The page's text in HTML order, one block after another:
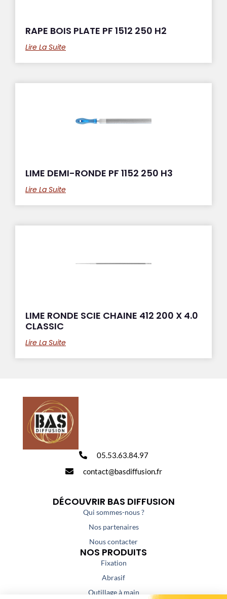
RAPE BOIS PLATE PF 1512 250 H2
Lire La Suite
LIME DEMI-RONDE PF 1152 250 H3
Lire La Suite
LIME RONDE SCIE CHAINE 412 200 X 4.0
CLASSIC
Lire La Suite
05.53.63.84.97
contact@basdiffusion.fr
DÉCOUVRIR BAS DIFFUSION
Qui sommes-nous ?
Nos partenaires
Nous contacter
NOS PRODUITS
Fixation
Abrasif
Outillage à main